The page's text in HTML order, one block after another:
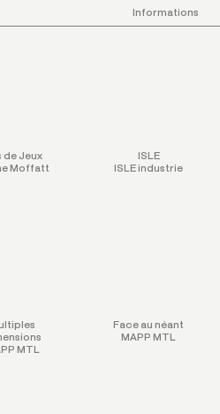
Informations
de Jeux
Moffatt
ISLE
ISLE industrie
MTL
Face au néant
MAPP MTL